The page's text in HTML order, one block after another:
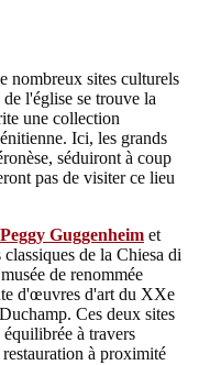
nombreux sites culturels
l'église se trouve la
une collection
Ici, les grands
séduiront à coup
pas de visiter ce lieu
Guggenheim et
de la Chiesa di
de renommée
d'œuvres d'art du XXe
Ces deux sites
à travers
à proximité